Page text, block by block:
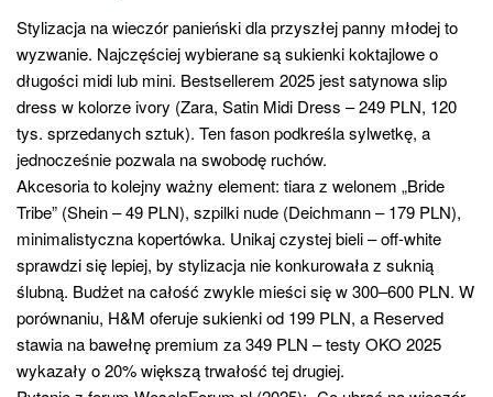
Stylizacja na wieczór panieński dla przyszłej panny młodej to
wyzwanie. Najczęściej wybierane są sukienki koktajlowe o
długości midi lub mini. Bestsellerem 2025 jest satynowa slip
dress w kolorze ivory (Zara, Satin Midi Dress – 249 PLN, 120
tys. sprzedanych sztuk). Ten fason podkreśla sylwetkę, a
jednocześnie pozwala na swobodę ruchów.
Akcesoria to kolejny ważny element: tiara z welonem „Bride
Tribe” (Shein – 49 PLN), szpilki nude (Deichmann – 179 PLN),
minimalistyczna kopertówka. Unikaj czystej bieli – off-white
sprawdzi się lepiej, by stylizacja nie konkurowała z suknią
ślubną. Budżet na całość zwykle mieści się w 300–600 PLN. W
porównaniu, H&M oferuje sukienki od 199 PLN, a Reserved
stawia na bawełnę premium za 349 PLN – testy OKO 2025
wykazały o 20% większą trwałość tej drugiej.